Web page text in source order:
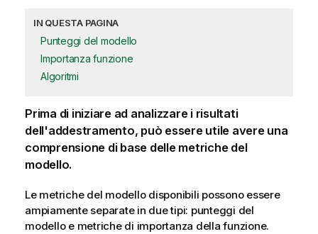
IN QUESTA PAGINA
Punteggi del modello
Importanza funzione
Algoritmi
Prima di iniziare ad analizzare i risultati
dell'addestramento, può essere utile avere una
comprensione di base delle metriche del
modello.
Le metriche del modello disponibili possono essere
ampiamente separate in due tipi: punteggi del
modello e metriche di importanza della funzione.